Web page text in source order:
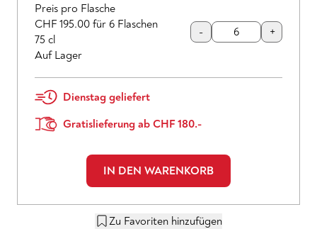
Preis pro Flasche
CHF 195.00 für 6 Flaschen
75 cl
Auf Lager
- +
Dienstag geliefert
Gratislieferung ab CHF 180.-
IN DEN WARENKORB
Zu Favoriten hinzufügen